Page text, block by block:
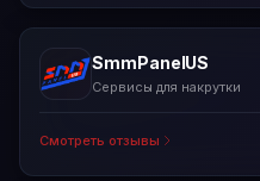
SmmPanelUS
Сервисы для накрутки
Смотреть отзывы